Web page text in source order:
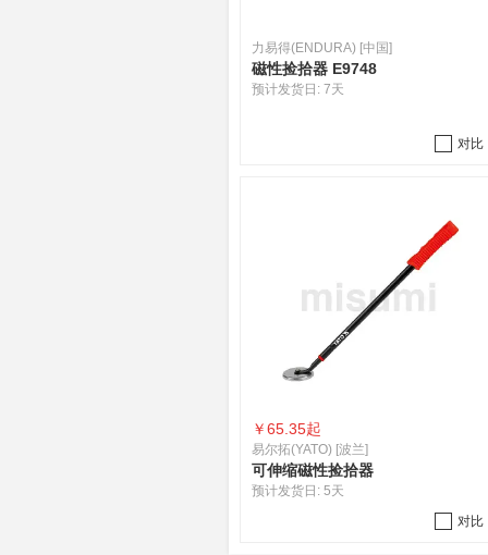
力易得(ENDURA) [中国]
磁性捡拾器 E9748
预计发货日: 7天
对比
￥65.35起
易尔拓(YATO) [波兰]
可伸缩磁性捡拾器
预计发货日: 5天
对比